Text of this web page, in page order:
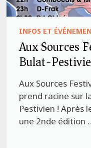
INFOS ET
Aux Sources
Bulat-
Aux Sources
prend racine sur
Pestivien ! Après
une 2nde édition